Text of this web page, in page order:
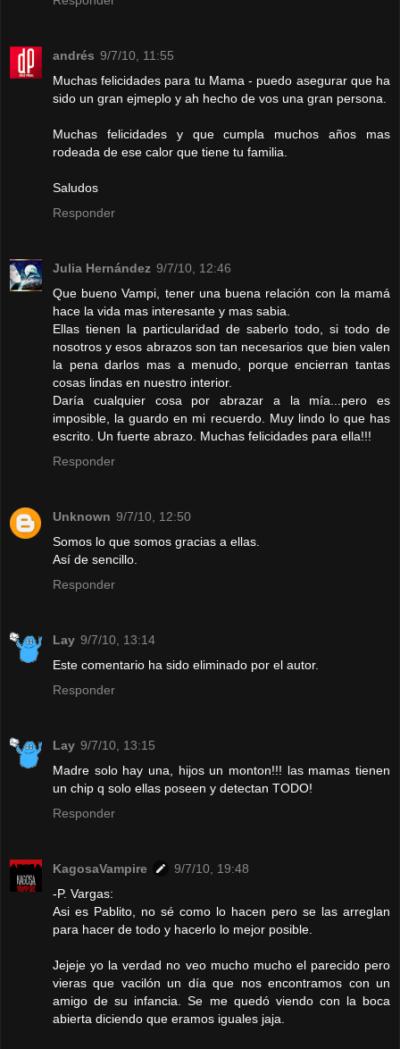
andrés 9/7/10, 11:55
Muchas felicidades para tu Mama - puedo asegurar que ha
sido un gran ejmeplo y ah hecho de vos una gran persona.
Muchas felicidades y que cumpla muchos años mas
rodeada de ese calor que tiene tu familia.
Saludos
Responder
Julia Hernández 9/7/10, 12:46
Que bueno Vampi, tener una buena relación con la mamá
hace la vida mas interesante y mas sabia.
Ellas tienen la particularidad de saberlo todo, si todo de
nosotros y esos abrazos son tan necesarios que bien valen
la pena darlos mas a menudo, porque encierran tantas
cosas lindas en nuestro interior.
Daría cualquier cosa por abrazar a la mía...pero es
imposible, la guardo en mi recuerdo. Muy lindo lo que has
escrito. Un fuerte abrazo. Muchas felicidades para ella!!!
Responder
Unknown 9/7/10, 12:50
Somos lo que somos gracias a ellas.
Así de sencillo.
Responder
Lay 9/7/10, 13:14
Este comentario ha sido eliminado por el autor.
Responder
Lay 9/7/10, 13:15
Madre solo hay una, hijos un monton!!! las mamas tienen
un chip q solo ellas poseen y detectan TODO!
Responder
KagosaVampire
9/7/10, 19:48
-P. Vargas:
Asi es Pablito, no sé como lo hacen pero se las arreglan
para hacer de todo y hacerlo lo mejor posible.
Jejeje yo la verdad no veo mucho mucho el parecido pero
vieras que vacilón un día que nos encontramos con un
amigo de su infancia. Se me quedó viendo con la boca
abierta diciendo que eramos iguales jaja.